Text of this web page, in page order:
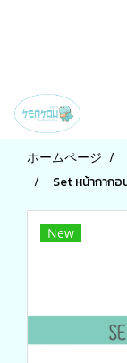
ホームページ
Set หน้ากากอ
New